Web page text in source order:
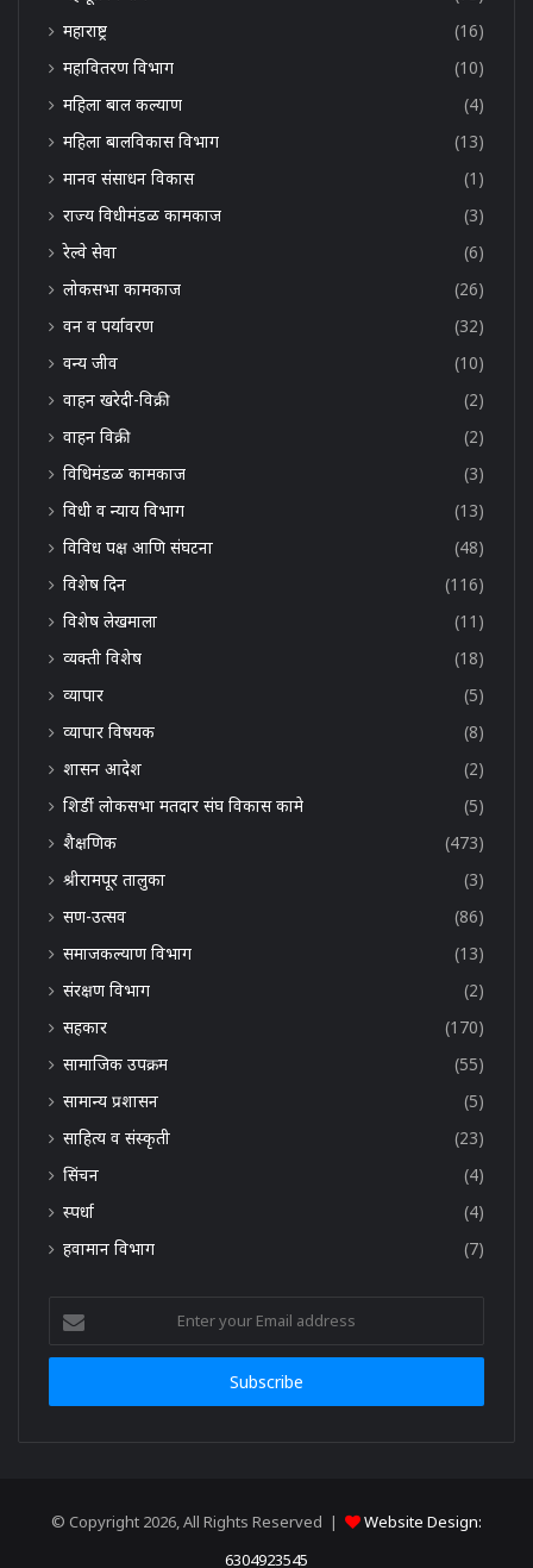
महाराष्ट्र
(16)
महावितरण विभाग
(10)
महिला बाल कल्याण
(4)
महिला बालविकास विभाग
(13)
मानव संसाधन विकास
(1)
राज्य विधीमंडळ कामकाज
(3)
रेल्वे सेवा
(6)
लोकसभा कामकाज
(26)
वन व पर्यावरण
(32)
वन्य जीव
(10)
वाहन खरेदी-विक्री
(2)
वाहन विक्री
(2)
विधिमंडळ कामकाज
(3)
विधी व न्याय विभाग
(13)
विविध पक्ष आणि संघटना
(48)
विशेष दिन
(116)
विशेष लेखमाला
(11)
व्यक्ती विशेष
(18)
व्यापार
(5)
व्यापार विषयक
(8)
शासन आदेश
(2)
शिर्डी लोकसभा मतदार संघ विकास कामे
(5)
शैक्षणिक
(473)
श्रीरामपूर तालुका
(3)
सण-उत्सव
(86)
समाजकल्याण विभाग
(13)
संरक्षण विभाग
(2)
सहकार
(170)
सामाजिक उपक्रम
(55)
सामान्य प्रशासन
(5)
साहित्य व संस्कृती
(23)
सिंचन
(4)
स्पर्धा
(4)
हवामान विभाग
(7)
your
Email
© Copyright 2026, All Rights Reserved |
Website Design:
6304923545